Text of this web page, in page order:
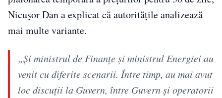
Nicușor Dan a explicat că autoritățile analizează
mai multe variante.
„Şi ministrul de Finanţe şi ministrul Energiei au
venit cu diferite scenarii. Între timp, au mai avut
loc discuţii la Guvern, între Guvern şi operatorii